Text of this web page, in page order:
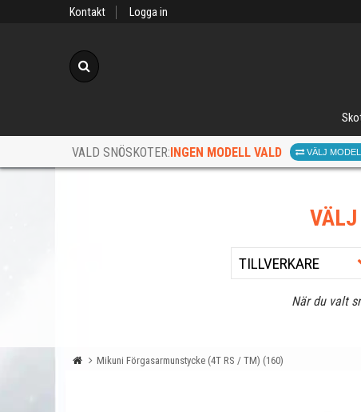
Kontakt Logga in
VALD SNÖSKOTER:INGEN MODELL VALD VÄLJ
VÄLJ
När du valt
Mikuni Förgasarmunstycke (4T RS / TM) (160)